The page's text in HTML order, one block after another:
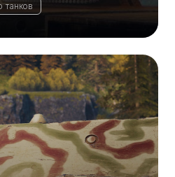
танков